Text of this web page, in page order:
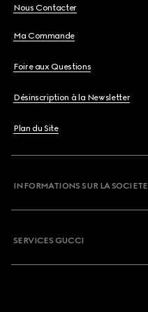
Nous Contacter
Ma Commande
Foire aux Questions
Désinscription à la Newsletter
Plan du Site
INFORMATIONS SUR LA SOCIETE
SERVICES GUCCI